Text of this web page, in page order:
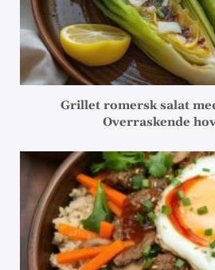
Grillet romersk salat
Overraskende